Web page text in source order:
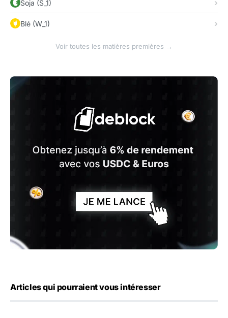
Soja (S_1)
Blé (W_1)
Voir toutes les matières premières →
Articles qui pourraient vous intéresser